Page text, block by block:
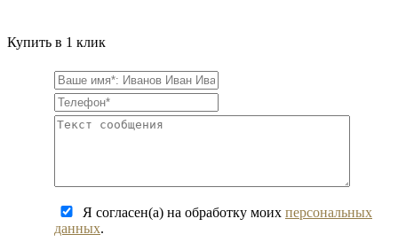
Купить в 1 клик
Я согласен(а) на обработку моих персональных
данных.